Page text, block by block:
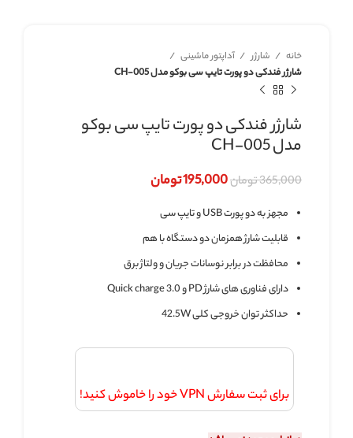
خانه شارژر
آداپتور ماشینی
شارژر فندکی دو پورت تایپ سی بوکو مدل CH-005
شارژر فندکی دو پورت تایپ سی بوکو
مدل CH-005
365,000تومان195,000تومان
مجهز به دو پورت USB و تایپ سی
قابلیت شارژ همزمان دو دستگاه با هم
محافظت در برابر نوسانات جریان و ولتاژ برق
دارای فناوری های شارژ PD و Quick charge 3.0
حداکثر توان خروجی کلی 42.5W
برای ثبت سفارش VPN خود را خاموش کنید!